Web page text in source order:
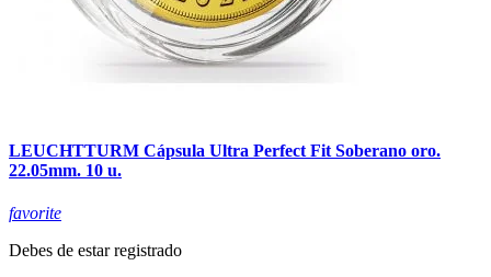
LEUCHTTURM Cápsula Ultra Perfect Fit Soberano oro.
22.05mm. 10 u.
favorite
Debes de estar registrado